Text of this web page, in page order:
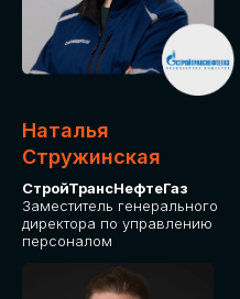
Наталья
Стружинская
СтройТрансНефтеГаз
Заместитель генерального
директора по управлению
персоналом
Приглашаем стать спикером
TECH FORUM и поделиться
опытом и экспертизой.
сотрудничеству!
СРЕДИ